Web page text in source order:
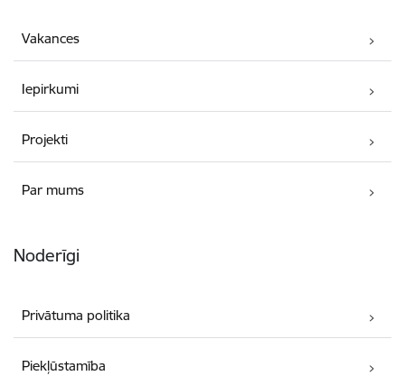
Vakances
Iepirkumi
Projekti
Par mums
Noderīgi
Privātuma politika
Piekļūstamība